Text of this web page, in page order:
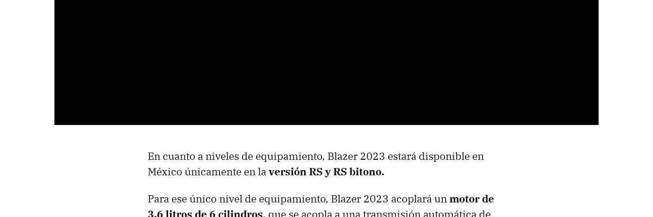
En cuanto a niveles de equipamiento, Blazer 2023 estará disponible en
México únicamente en laversión RS y RS bitono.
Para ese único nivel de equipamiento, Blazer 2023 acoplará unmotor de
3.6 litros de 6 cilindros, que se acopla a una transmisión automática de